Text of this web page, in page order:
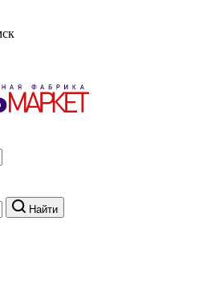
Найти